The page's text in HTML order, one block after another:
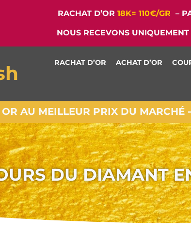
RACHAT D’OR 18K= 110€/GR –
NOUS RECEVONS
RACHAT D’OR ACHAT D’OR
AU MEILLEUR PRIX DU MARCHÉ
DU DIAMANT